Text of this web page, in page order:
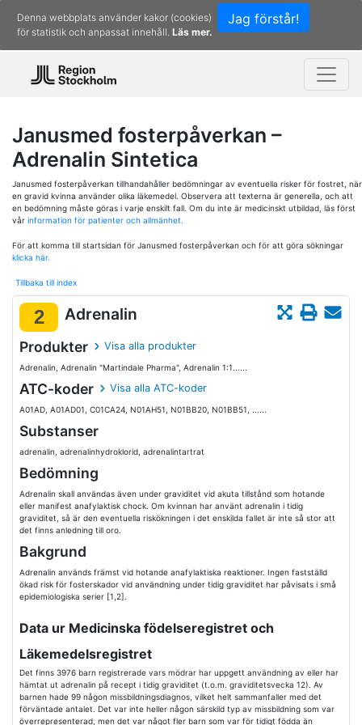
Jag förstår!
Denna webbplats använder kakor (cookies)
för statistik och anpassat innehåll. Läs mer.
Janusmed fosterpåverkan –
Adrenalin Sintetica
Janusmed fosterpåverkan tillhandahåller bedömningar av eventuella risker för fostret, när
en gravid kvinna använder olika läkemedel. Observera att texterna är generella, och att
en bedömning måste göras i varje enskilt fall. Om du inte är medicinskt utbildad, läs först
vår information för patienter och allmänhet.
För att komma till startsidan för Janusmed fosterpåverkan och för att göra sökningar
klicka här.
Tillbaka till index
2 Adrenalin
Produkter Visa alla produkter
Adrenalin, Adrenalin "Martindale Pharma", Adrenalin 1:1......
ATC-koder Visa alla ATC-koder
A01AD, A01AD01, C01CA24, N01AH51, N01BB20, N01BB51, ......
Substanser
adrenalin, adrenalinhydroklorid, adrenalintartrat
Bedömning
Adrenalin skall användas även under graviditet vid akuta tillstånd som hotande
eller manifest anafylaktisk chock. Om kvinnan har använt adrenalin i tidig
graviditet, så är den eventuella riskökningen i det enskilda fallet är inte så stor att
det finns anledning till oro.
Bakgrund
Adrenalin används främst vid hotande anafylaktiska reaktioner. Ingen fastställd
ökad risk för fosterskador vid användning under tidig graviditet har påvisats i små
epidemiologiska serier [1,2].
Data ur Medicinska födelseregistret och
Läkemedelsregistret
Det finns 3976 barn registrerade vars mödrar har uppgett användning av eller har
hämtat ut adrenalin på recept i tidig graviditet (t.o.m. graviditetsvecka 12). Av
barnen hade 99 någon missbildningsdiagnos, vilket helt sammanfaller med det
förväntade antalet. Det var inte heller någon särskild typ av missbildning som var
överrepresenterad, men det var något fler barn som var för tidigt födda än